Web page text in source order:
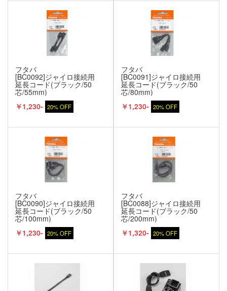
フタバ
[BC0092]ジャイロ接続用
延長コード(ブラック/50
芯/55mm)
￥1,230- 20% OFF
フタバ
[BC0091]ジャイロ接続用
延長コード(ブラック/50
芯/80mm)
￥1,230- 20% OFF
フタバ
[BC0090]ジャイロ接続用
延長コード(ブラック/50
芯/100mm)
￥1,230- 20% OFF
フタバ
[BC0088]ジャイロ接続用
延長コード(ブラック/50
芯/200mm)
￥1,320- 20% OFF